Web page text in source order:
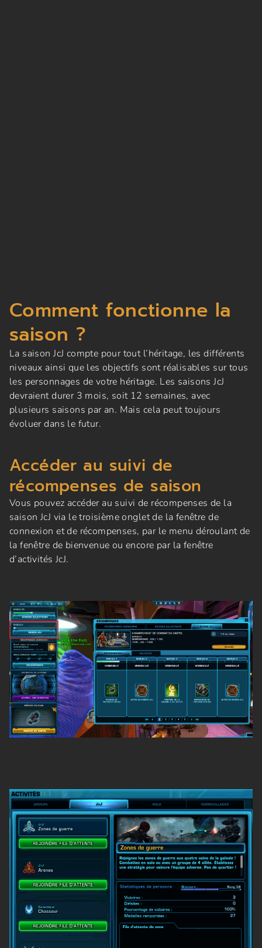
Comment fonctionne la
saison ?
La saison JcJ compte pour tout l’héritage, les différents
niveaux ainsi que les objectifs sont réalisables sur tous
les personnages de votre héritage. Les saisons JcJ
devraient durer 3 mois, soit 12 semaines, avec
plusieurs saisons par an. Mais cela peut toujours
évoluer dans le futur.
Accéder au suivi de
récompenses de saison
Vous pouvez accéder au suivi de récompenses de la
saison JcJ via le troisième onglet de la fenêtre de
connexion et de récompenses, par le menu déroulant de
la fenêtre de bienvenue ou encore par la fenêtre
d’activités JcJ.